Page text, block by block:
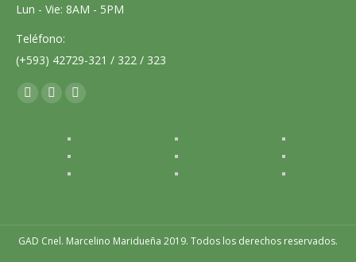
Lun - Vie: 8AM - 5PM
Teléfono:
(+593) 42729-321 / 322 / 323
Encuéntranos en:
Facebook
X
opens
Instagram
GAD Cnel. Marcelino Maridueña 2019. Todos los derechos reservados.